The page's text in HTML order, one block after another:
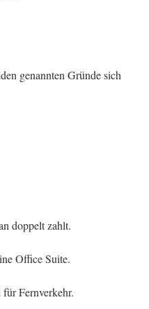
genannten Gründe sich
doppelt zahlt.
Office Suite.
Fernverkehr.